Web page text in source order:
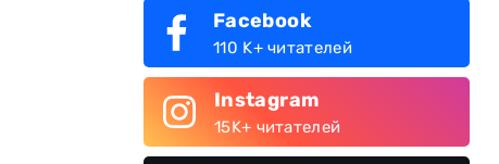
Facebook
110 K+ читателей
Instagram
15K+ читателей